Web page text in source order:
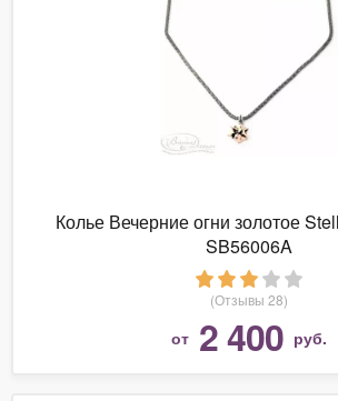
Колье Вечерние огни золотое
SB56006A
(Отзывы 28)
от 2 400 руб.